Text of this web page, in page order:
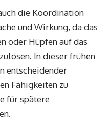
die Koordination
und Wirkung, da das
oder Hüpfen auf das
In dieser frühen
entscheidender
Fähigkeiten zu
für spätere